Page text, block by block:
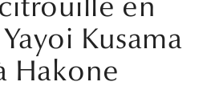
en
Kusama
Hakone